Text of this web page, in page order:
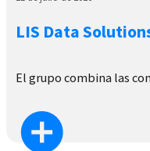
LIS Data
El grupo combina las